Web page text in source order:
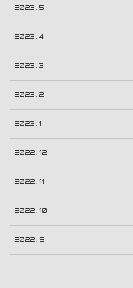
2023 . 5
2023 . 4
2023 . 3
2023 . 2
2023 . 1
2022 . 12
2022 . 11
2022 . 10
2022 . 9